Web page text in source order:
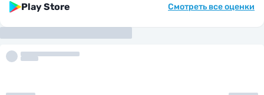
Play Store Смотреть все оценки